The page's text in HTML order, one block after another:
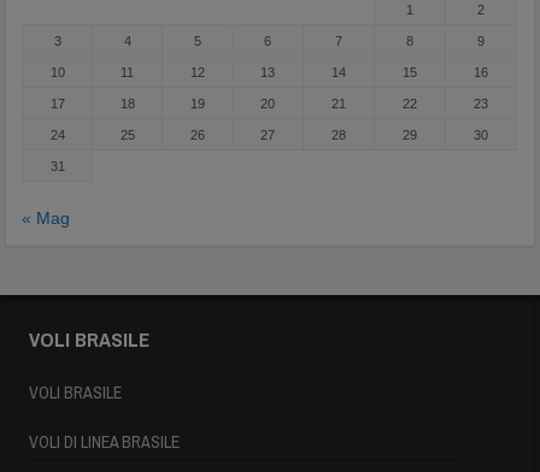
1 2
3 4 5 6 7 8 9
10 11 12 13 14 15 16
17 18 19 20 21 22 23
24 25 26 27 28 29 30
31
« Mag
VOLI BRASILE
VOLI BRASILE
VOLI DI LINEA BRASILE